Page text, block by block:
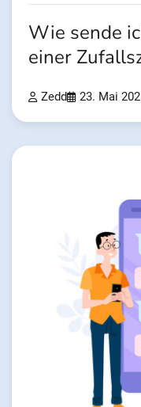
Wie sende
einer
Zedd 23. Mai